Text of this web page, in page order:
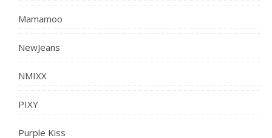
Mamamoo
NewJeans
NMIXX
PIXY
Purple Kiss